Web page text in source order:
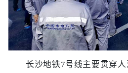
长沙地铁7号线主要贯穿人